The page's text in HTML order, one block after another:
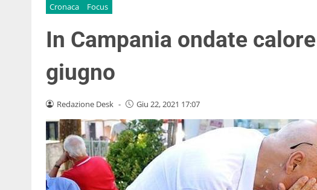
Cronaca Focus
In Campania ondate
giugno
Redazione Desk - Giu 22, 2021 17:07